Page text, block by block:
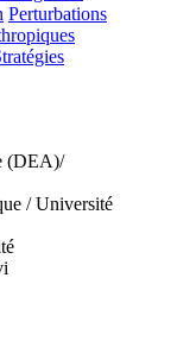
Perturbations
(DEA)/
/ Université